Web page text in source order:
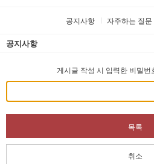
공지사항 자주하는 질문
공지사항
게시글 작성 시 입력한 비밀번
목록
취소